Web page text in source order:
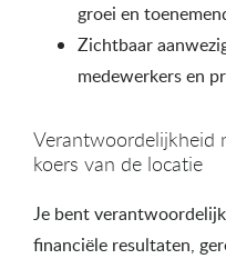
groei en
Zichtbaar
medewerkers en
Verantwoordelijkheid
koers van de locatie
Je bent
financiële resultaten,